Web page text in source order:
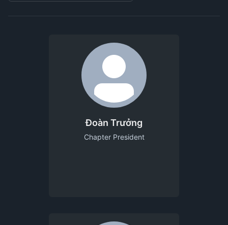
Đoàn Trưởng
Chapter President